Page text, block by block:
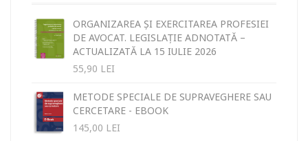
ORGANIZAREA ȘI EXERCITAREA PROFESIEI
DE AVOCAT. LEGISLAȚIE ADNOTATĂ –
ACTUALIZATĂ LA 15 IULIE 2026
55,90 LEI
METODE SPECIALE DE SUPRAVEGHERE SAU
CERCETARE - EBOOK
145,00 LEI